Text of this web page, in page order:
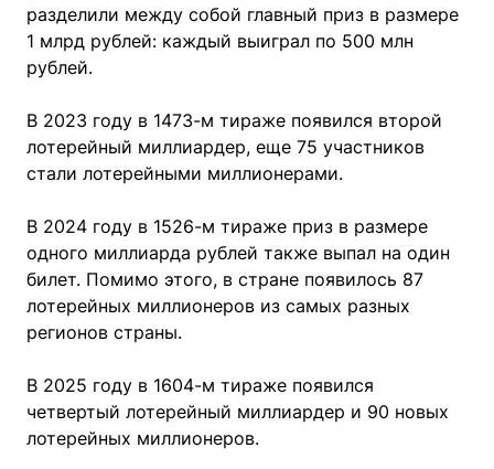
разделили между собой главный приз в размере
1 млрд рублей: каждый выиграл по 500 млн
рублей.
В 2023 году в 1473-м тираже появился второй
лотерейный миллиардер, еще 75 участников
стали лотерейными миллионерами.
В 2024 году в 1526-м тираже приз в размере
одного миллиарда рублей также выпал на один
билет. Помимо этого, в стране появилось 87
лотерейных миллионеров из самых разных
регионов страны.
В 2025 году в 1604-м тираже появился
четвертый лотерейный миллиардер и 90 новых
лотерейных миллионеров.